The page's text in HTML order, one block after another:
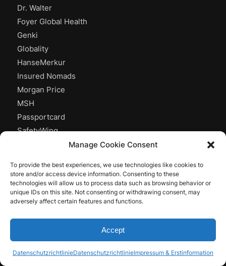
Manage Cookie Consent
To provide the best experiences, we use technologies like cookies to
store and/or access device information. Consenting to these
technologies will allow us to process data such as browsing behavior or
unique IDs on this site. Not consenting or withdrawing consent, may
adversely affect certain features and functions.
Accept
DatenschutzrichtlinieDatenschutzrichtlinieImpressum & Erstinformation
Dr. Walter
Foyer Global Health
Genki
Globality
HanseMerkur
Insured Nomads
Morgan Price
MSH
Passportcard
SafetyWing
VERSICHERUNGSMAKLER FÜR
Europäischer Versicherungsmakler mit Gewerbeerlaubnis
Versicherungsvermittler im Europäischen Wirtschaftsraum